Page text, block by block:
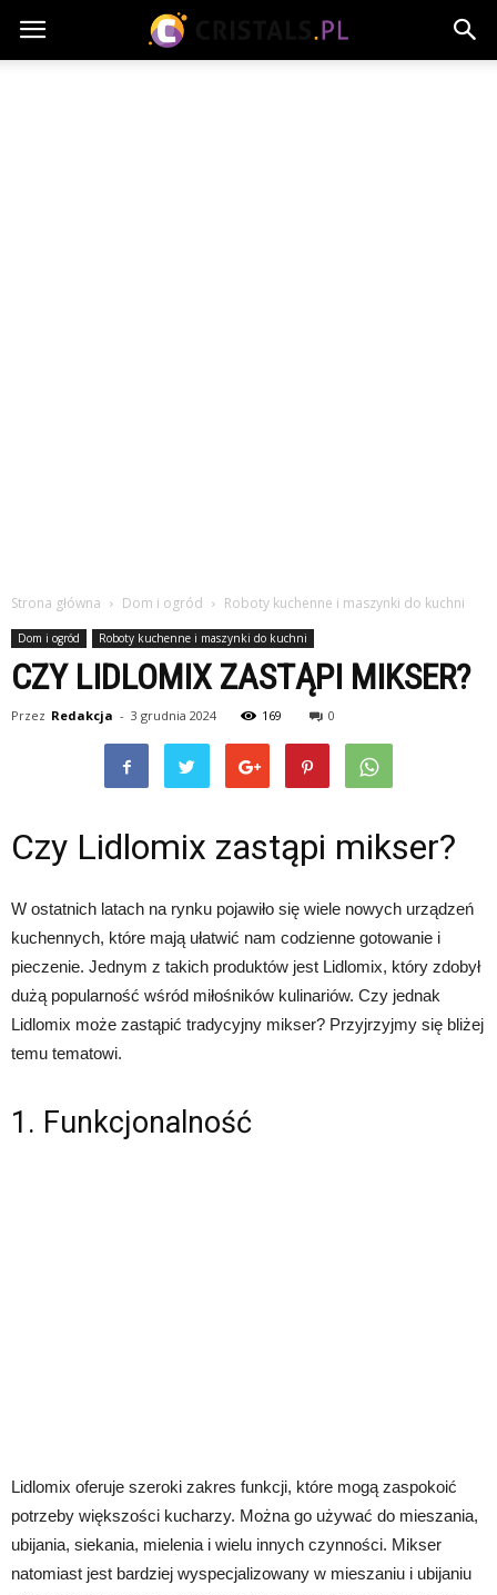
Strona główna Dom i ogród Roboty kuchenne i maszynki do kuchni
Dom i ogród Roboty kuchenne i maszynki do kuchni
CZY LIDLOMIX ZASTĄPI MIKSER?
Przez Redakcja - 3 grudnia 2024 169 0
Czy Lidlomix zastąpi mikser?
W ostatnich latach na rynku pojawiło się wiele nowych urządzeń
kuchennych, które mają ułatwić nam codzienne gotowanie i
pieczenie. Jednym z takich produktów jest Lidlomix, który zdobył
dużą popularność wśród miłośników kulinariów. Czy jednak
Lidlomix może zastąpić tradycyjny mikser? Przyjrzyjmy się bliżej
temu tematowi.
1. Funkcjonalność
Lidlomix oferuje szeroki zakres funkcji, które mogą zaspokoić
potrzeby większości kucharzy. Można go używać do mieszania,
ubijania, siekania, mielenia i wielu innych czynności. Mikser
natomiast jest bardziej wyspecjalizowany w mieszaniu i ubijaniu